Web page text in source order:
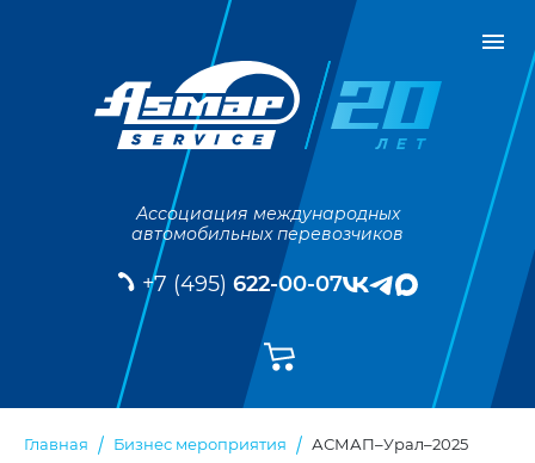
Ассоциация международных
автомобильных перевозчиков
+7 (495) 622-00-07
Главная Бизнес мероприятия АСМАП–Урал–2025